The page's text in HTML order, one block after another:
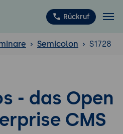
Rückruf
Semicolon S1728
- das Open
CMS